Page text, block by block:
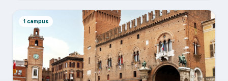
1 campus